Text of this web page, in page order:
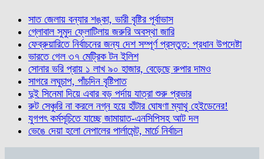
সাত জেলায় বন্যার শঙ্কা, ভারী বৃষ্টির পূর্বাভাস
গ্লোবাল সুমুদ ফ্লোটিলায় জরুরি অবস্থা জারি
ফেব্রুয়ারিতে নির্বাচনের জন্য দেশ সম্পূর্ণ প্রস্তুত: প্রধান উপদেষ্টা
ভারতে গেল ৩৭ মেট্রিক টন ইলিশ
সোনার ভরি প্রায় ১ লাখ ৯০ হাজার, বেড়েছে রুপার দামও
সাগরে লঘুচাপ, পাঁচদিন বৃষ্টিপাত
দুই সিনেমা দিয়ে এবার বড় পর্দায় যাত্রা শুরু প্রভার
রুট সেঞ্চুরি না করলে নগ্ন হয়ে হাঁটার ঘোষণা ম্যাথু হেইডেনের!
যুগপৎ কর্মসূচিতে যাচ্ছে জামায়াত-এনসিপিসহ আট দল
ভেঙে দেয়া হলো নেপালের পার্লামেন্ট, মার্চে নির্বাচন